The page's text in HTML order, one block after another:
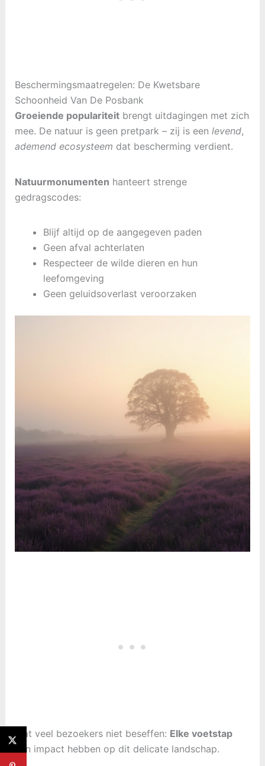
Beschermingsmaatregelen: De Kwetsbare
Schoonheid Van De Posbank
Groeiende populariteitbrengt uitdagingen met zich
mee. De natuur is geen pretpark – zij is een levend,
ademend ecosysteem dat bescherming verdient.
Natuurmonumenten hanteert strenge
gedragscodes:
Blijf altijd op de aangegeven paden
Geen afval achterlaten
Respecteer de wilde dieren en hun
leefomgeving
Geen geluidsoverlast veroorzaken
Wat veel bezoekers niet beseffen: Elke voetstap
kan impact hebben op dit delicate landschap.